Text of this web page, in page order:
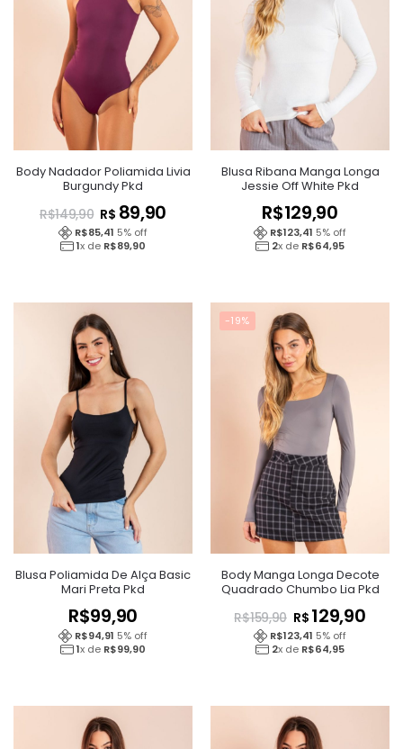
Body Nadador Poliamida Livia
Burgundy Pkd
R$149,90 R$ 89,90
R$85,41 5% off
1x de R$89,90
Blusa Ribana Manga Longa
Jessie Off White Pkd
R$129,90
R$123,41 5% off
2x de R$64,95
Blusa Poliamida De Alça Basic
Mari Preta Pkd
R$99,90
R$94,91 5% off
1x de R$99,90
-19%
Body Manga Longa Decote
Quadrado Chumbo Lia Pkd
R$159,90 R$ 129,90
R$123,41 5% off
2x de R$64,95